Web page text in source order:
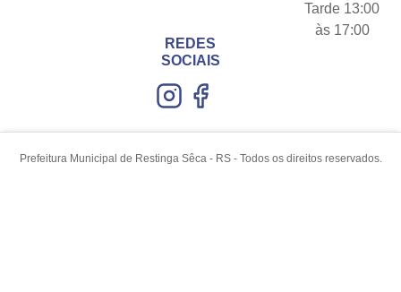
REDES
SOCIAIS
Tarde 13:00
às 17:00
Prefeitura Municipal de Restinga Sêca - RS - Todos os direitos reservados.